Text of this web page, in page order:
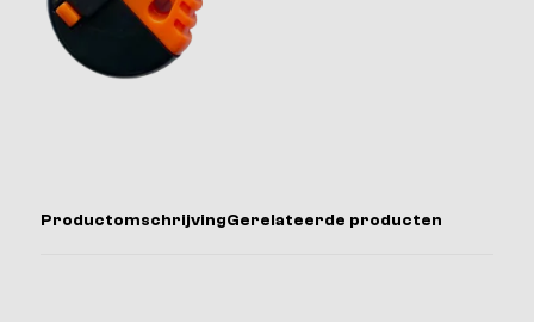
ProductomschrijvingGerelateerde producten